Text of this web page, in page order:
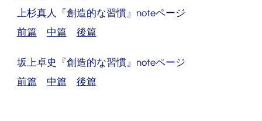
上杉真人『創造的な習慣』noteページ
前篇
中篇 後篇
坂上卓史『創造的な習慣』noteページ
前篇
中篇 後篇